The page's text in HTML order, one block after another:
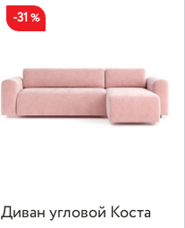
-31 %
Диван угловой Коста